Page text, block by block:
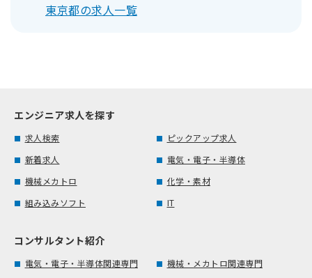
東京都の求人一覧
エンジニア求人を探す
求人検索
ピックアップ求人
新着求人
電気・電子・半導体
機械メカトロ
化学・素材
組み込みソフト
IT
コンサルタント紹介
電気・電子・半導体関連専門
機械・メカトロ関連専門